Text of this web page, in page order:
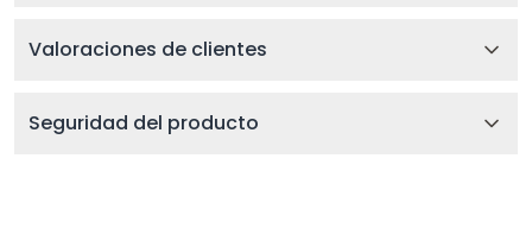
Valoraciones de clientes
Seguridad del producto